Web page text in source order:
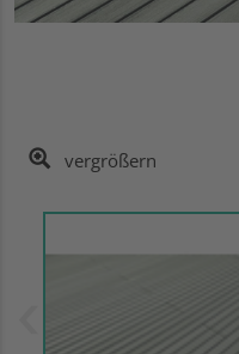
vergrößern